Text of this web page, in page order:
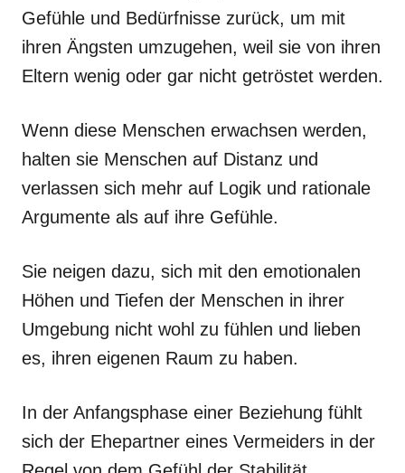
Gefühle und Bedürfnisse zurück, um mit
ihren Ängsten umzugehen, weil sie von ihren
Eltern wenig oder gar nicht getröstet werden.
Wenn diese Menschen erwachsen werden,
halten sie Menschen auf Distanz und
verlassen sich mehr auf Logik und rationale
Argumente als auf ihre Gefühle.
Sie neigen dazu, sich mit den emotionalen
Höhen und Tiefen der Menschen in ihrer
Umgebung nicht wohl zu fühlen und lieben
es, ihren eigenen Raum zu haben.
In der Anfangsphase einer Beziehung fühlt
sich der Ehepartner eines Vermeiders in der